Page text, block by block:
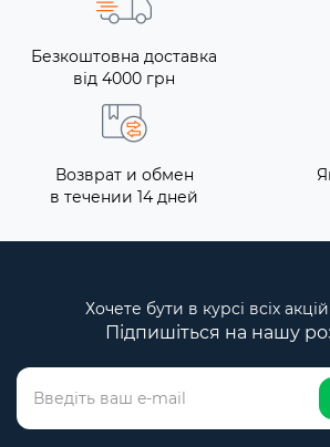
Безкоштовна доставка
від 4000 грн
Возврат и обмен
в течении 14 дней
Хочете бути в курсі всіх
Підпишіться на нашу